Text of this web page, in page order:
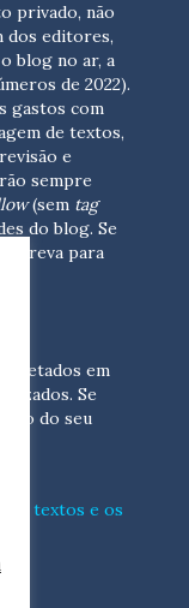
privado, não
dos editores,
blog no ar, a
de 2022).
gastos com
de textos,
e
sempre
(sem tag
do blog. Se
escreva para
em
Se
do seu
os textos e os